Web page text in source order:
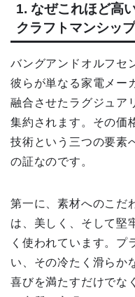
1. なぜこれほど高
クラフトマンシップ
バングアンドオルフセ
彼らが単なる家電メー
融合させたラグジュア
集約されます。その価
技術という三つの要素
の証なのです。
第一に、素材へのこだ
は、美しく、そして堅
く使われています。プ
い、その冷たく滑らか
喜びを満たすだけでな